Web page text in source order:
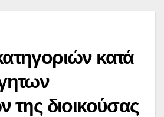
κατά
της διοικούσας